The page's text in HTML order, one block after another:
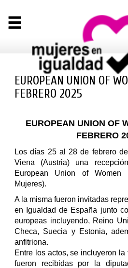
EUROPEAN UNION OF
FEBRERO 2025
EUROPEAN UNION OF
FEBRERO
Los días 25 al 28 de febrero
Viena (Austria) una
European Union of Women
Mujeres).
A la misma fueron invitadas
en Igualdad de España junto
europeas incluyendo, Reino
Checa, Suecia y Estonia,
anfitriona.
Entre los actos, se incluyeron
fueron recibidas por la